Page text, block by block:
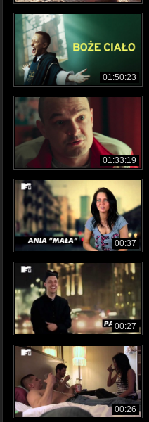
01:50:23
01:33:19
00:37
00:27
00:26